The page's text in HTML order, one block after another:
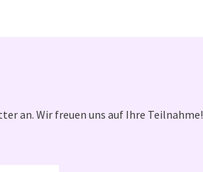
an. Wir freuen uns auf Ihre Teilnahme!